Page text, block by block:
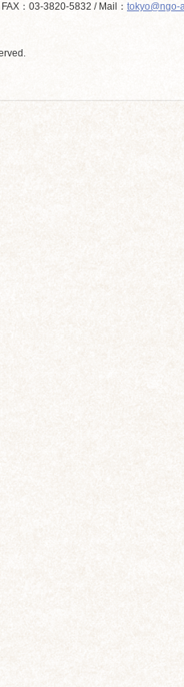
：03-3820-5832 / Mail： tokyo@ngo-